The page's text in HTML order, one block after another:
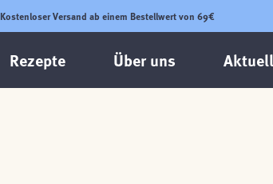
Kostenloser Versand ab einem Bestellwert von 69€
Rezepte Über uns